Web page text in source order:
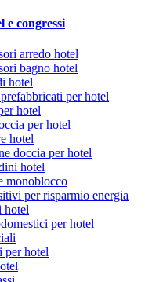
e congressi
arredo hotel
bagno hotel
hotel
per hotel
hotel
per hotel
hotel
doccia per hotel
hotel
monoblocco
per risparmio energia
hotel
per hotel
per hotel